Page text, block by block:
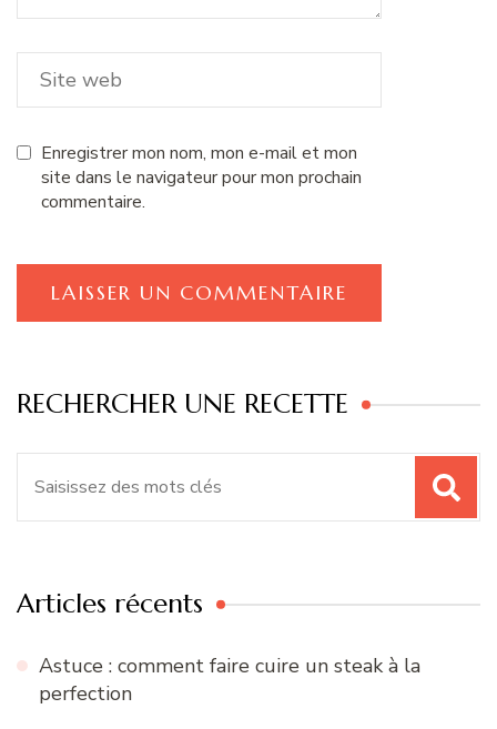
Enregistrer mon nom, mon e-mail et mon
site dans le navigateur pour mon prochain
commentaire.
RECHERCHER UNE RECETTE
Articles récents
Astuce : comment faire cuire un steak à la
perfection